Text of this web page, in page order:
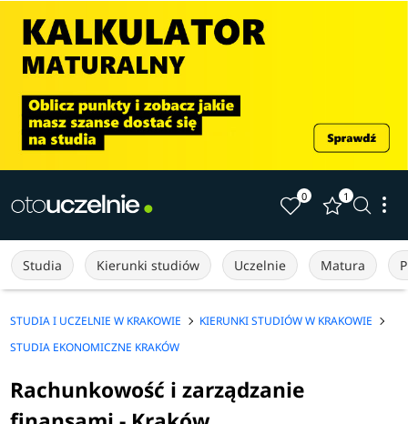
0 1
Studia Kierunki studiów Uczelnie Matura
STUDIA I UCZELNIE W KRAKOWIE
KIERUNKI STUDIÓW W KRAKOWIE
STUDIA EKONOMICZNE KRAKÓW
Rachunkowość i zarządzanie